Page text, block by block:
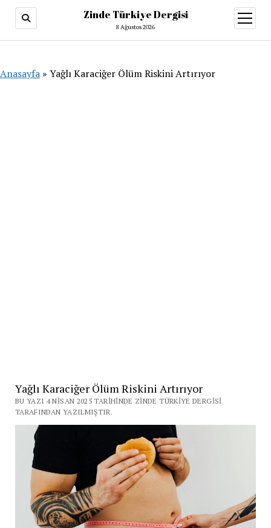
Zinde Türkiye Dergisi
8 Ağustos 2026
aç
Anasayfa » Yağlı Karaciğer Ölüm Riskini Artırıyor
Yağlı Karaciğer Ölüm Riskini Artırıyor
BU YAZI 4 NISAN 2025 TARIHINDE ZINDE TÜRKIYE DERGISI
TARAFINDAN YAZILMIŞTIR.